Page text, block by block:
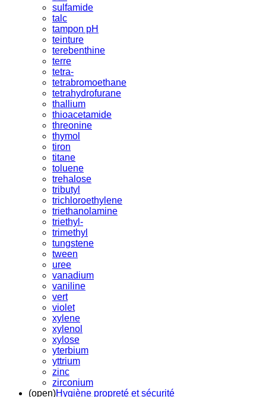
sulfamide
talc
tampon pH
teinture
terebenthine
terre
tetra-
tetrabromoethane
tetrahydrofurane
thallium
thioacetamide
threonine
thymol
tiron
titane
toluene
trehalose
tributyl
trichloroethylene
triethanolamine
triethyl-
trimethyl
tungstene
tween
uree
vanadium
vaniline
vert
violet
xylene
xylenol
xylose
yterbium
yttrium
zinc
zirconium
(open)Hygiène propreté et sécurité